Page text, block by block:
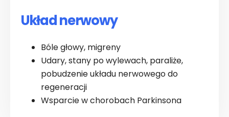
Układ nerwowy
Bóle głowy, migreny
Udary, stany po wylewach, paraliże,
pobudzenie układu nerwowego do
regeneracji
Wsparcie w chorobach Parkinsona